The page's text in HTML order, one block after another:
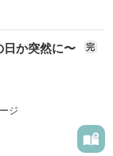
日か突然に〜 完
ジ